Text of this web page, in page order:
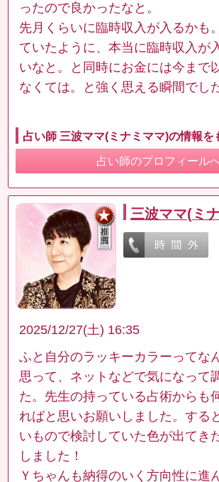
ったので良かったなと。
先月くらいに臨時収入が入るかも
ていたように、本当に臨時収入が
いなと。と同時にお金には今まで
なくては。と強く思える瞬間でし
占い師 三波ママ(ミナミママ)の情報を
占い師のプロフィール
三波ママ(ミ
2025/12/27(土) 16:35
ふと自分のラッキーカラーってな
思って、ネットなどで気になって
た。先生の持っている占術からも
ればと思いお願いしました。する
いもので検討していた色が出てき
しました！
Ｙちゃんも納得のいく方向性に進